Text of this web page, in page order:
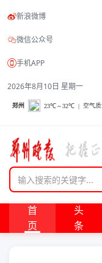
新浪微博
微信公众号
手机APP
2026年8月10日 星期一
首
页
头
条